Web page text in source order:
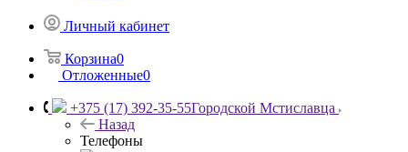
Личный кабинет
Корзина0
Отложенные0
+375 (17) 392-35-55Городской Мстиславца
Назад
Телефоны